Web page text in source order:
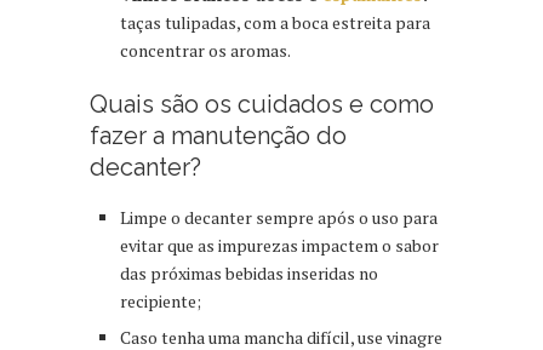
taças tulipadas, com a boca estreita para
concentrar os aromas.
Quais são os cuidados e como
fazer a manutenção do
decanter?
Limpe o decanter sempre após o uso para
evitar que as impurezas impactem o sabor
das próximas bebidas inseridas no
recipiente;
Caso tenha uma mancha difícil, use vinagre